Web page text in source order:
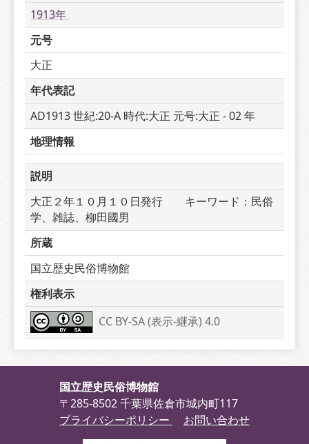
1913年
元号
大正
年代表記
AD1913 世紀:20-A 時代:大正 元号:大正 - 02 年
地理情報
説明
大正２年１０月１０日発行　　キーワード：民俗
学、雑誌、柳田國男
所蔵
国立歴史民俗博物館
権利表示
CC BY-SA (表示-継承) 4.0
国立歴史民俗博物館
〒285-8502 千葉県佐倉市城内町117
プライバシーポリシー
お問い合わせ